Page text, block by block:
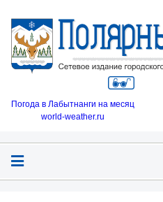
Погода в Лабытнанги на месяц
world-weather.ru